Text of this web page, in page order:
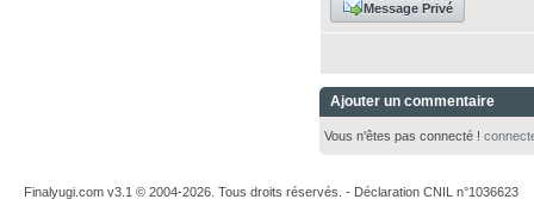
Message Privé
Ajouter un commentaire
Vous n'êtes pas connecté !
Finalyugi.com v3.1 © 2004-2026. Tous droits réservés. - Déclaration CNIL n°1036623